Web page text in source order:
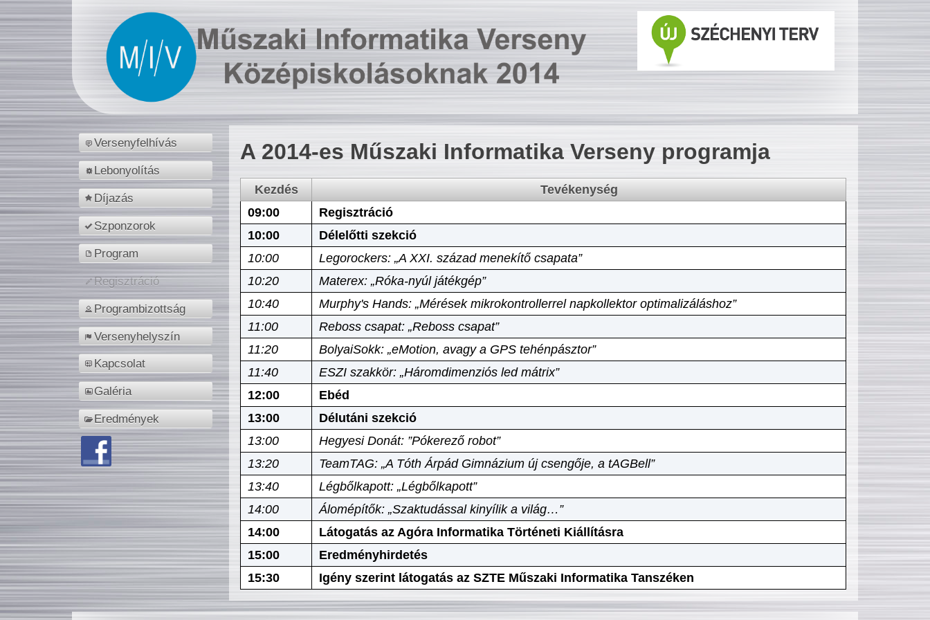
Versenyfelhívás
Lebonyolítás
Díjazás
Szponzorok
Program
Regisztráció
Programbizottság
Versenyhelyszín
Kapcsolat
Galéria
Eredmények
A 2014-es Műszaki Informatika Verseny programja
Kezdés
Tevékenység
09:00
Regisztráció
10:00
Délelőtti szekció
10:00
Legorockers: „A XXI. század menekítő csapata”
10:20
Materex: „Róka-nyúl játékgép”
10:40
Murphy's Hands: „Mérések mikrokontrollerrel napkollektor optimalizáláshoz”
11:00
Reboss csapat: „Reboss csapat”
11:20
BolyaiSokk: „eMotion, avagy a GPS tehénpásztor”
11:40
ESZI szakkör: „Háromdimenziós led mátrix”
12:00
Ebéd
13:00
Délutáni szekció
13:00
Hegyesi Donát: ”Pókerező robot”
13:20
TeamTAG: „A Tóth Árpád Gimnázium új csengője, a tAGBell”
13:40
Légbőlkapott: „Légbőlkapott”
14:00
Álomépítők: „Szaktudással kinyílik a világ…”
14:00
Látogatás az Agóra Informatika Történeti Kiállításra
15:00
Eredményhirdetés
15:30
Igény szerint látogatás az SZTE Műszaki Informatika Tanszéken